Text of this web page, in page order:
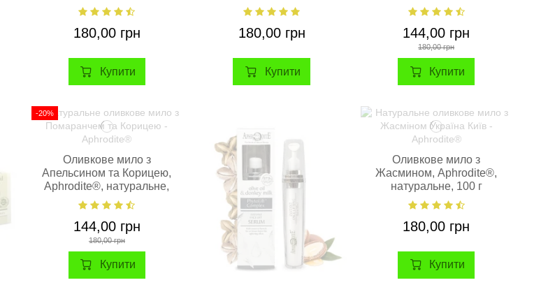
180,00 грн
Купити
180,00 грн
Купити
144,00 грн
180,00 грн
Купити
-20%
Оливкове мило з
Апельсином та Корицею,
Aphrodite®, натуральне,
100 г
144,00 грн
180,00 грн
Купити
Оливкове мило з
Жасмином, Aphrodite®,
натуральне, 100 г
180,00 грн
Купити